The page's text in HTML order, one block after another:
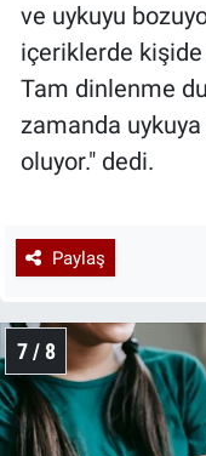
ve uykuyu
içeriklerde kişide
Tam dinlenme
zamanda
oluyor." dedi.
Paylaş
7 / 8